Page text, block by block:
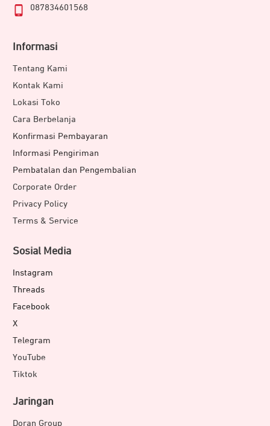
087834601568
Informasi
Tentang Kami
Kontak Kami
Lokasi Toko
Cara Berbelanja
Konfirmasi Pembayaran
Informasi Pengiriman
Pembatalan dan Pengembalian
Corporate Order
Privacy Policy
Terms & Service
Sosial Media
Instagram
Threads
Facebook
X
Telegram
YouTube
Tiktok
Jaringan
Doran Group